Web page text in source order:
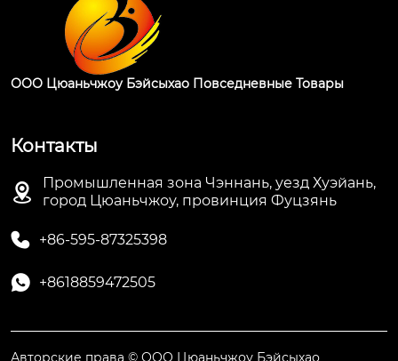
ООО Цюаньчжоу Бэйсыхао Повседневные Товары
Контакты

Промышленная зона Чэннань, уезд Хуэйань,
город Цюаньчжоу, провинция Фуцзянь
 +86-595-87325398
 +8618859472505
Авторские права © ООО Цюаньчжоу Бэйсыхао